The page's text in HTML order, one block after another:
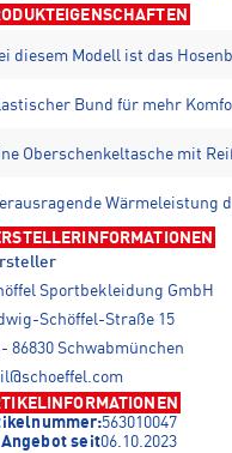
diesem Modell ist das
Bund für mehr
Oberschenkeltasche mit
Wärmeleistung
Sportbekleidung GmbH
Schöffel-Straße 15
- 86830 Schwabmünchen
563010047
Angebot seit06.10.2023